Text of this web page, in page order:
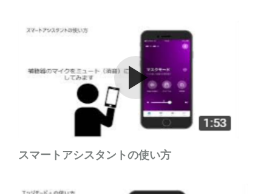
Watch the video
スマートアシスタントの使い方